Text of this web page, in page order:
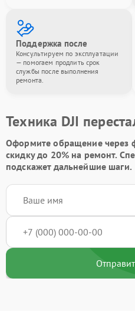
Поддержка после
Консультируем по эксплуатации
— помогаем продлить срок
службы после выполнения
ремонта.
Техника DJI
Оформите обращение через
скидку до 20%на ремонт.
подскажет дальнейшие шаги.